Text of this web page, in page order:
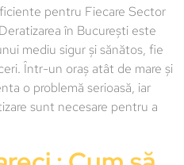
pentru Fiecare Sector
în București este
mediu sigur și sănătos, fie
Într-un oraș atât de mare și
o problemă serioasă, iar
sunt necesare pentru a